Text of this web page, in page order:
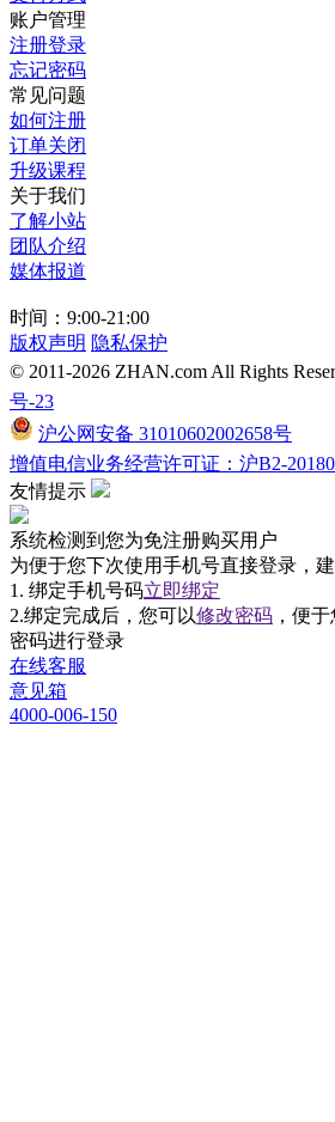
账户管理
注册登录
忘记密码
常见问题
如何注册
订单关闭
升级课程
关于我们
了解小站
团队介绍
媒体报道
时间：9:00-21:00
版权声明 隐私保护
© 2011-2026 ZHAN.com All Rights
号-23
沪公网安备 31010602002658号
增值电信业务经营许可证：沪B2-
友情提示
系统检测到您为免注册购买用户
为便于您下次使用手机号直接登录 ，
1. 绑定手机号码立即绑定
2.绑定完成后，您可以修改密码 ，便
密码进行登录
在线客服
意见箱
4000-006-150